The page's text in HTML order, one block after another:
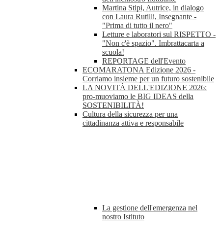
Martina Stipi, Autrice, in dialogo
con Laura Rutilli, Insegnante -
"Prima di tutto il nero"
Letture e laboratori sul RISPETTO -
"Non c'è spazio". Imbrattacarta a
scuola!
REPORTAGE dell'Evento
ECOMARATONA Edizione 2026 -
Corriamo insieme per un futuro sostenibile
LA NOVITÀ DELL'EDIZIONE 2026:
pro-muoviamo le BIG IDEAS della
SOSTENIBILITÀ!
Cultura della sicurezza per una
cittadinanza attiva e responsabile
La gestione dell'emergenza nel
nostro Istituto